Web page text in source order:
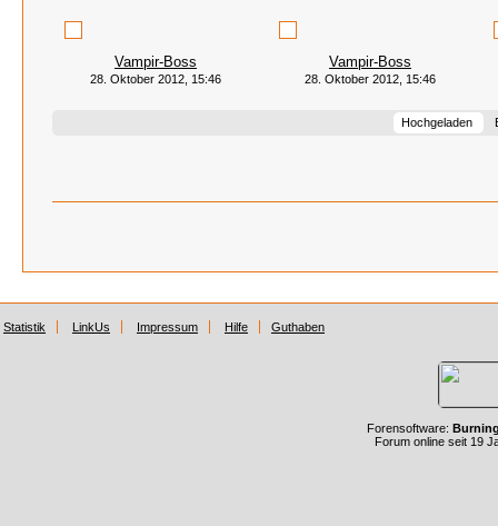
Vampir-Boss
28. Oktober 2012, 15:46
Vampir-Boss
28. Oktober 2012, 15:46
Hochgeladen
Statistik LinkUs Impressum Hilfe Guthaben
Forensoftware:
Forum online seit 19